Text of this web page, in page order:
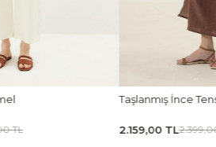
Taşlanmış İnce
2.159,00 TL2.399,00 TL